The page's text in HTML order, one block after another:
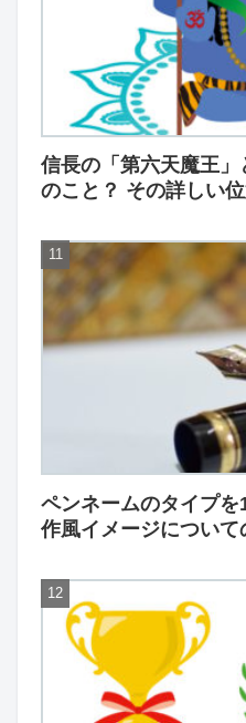
信長の「第六天魔王」
のこと？ その詳しい
ペンネームのタイプ
作風イメージについて